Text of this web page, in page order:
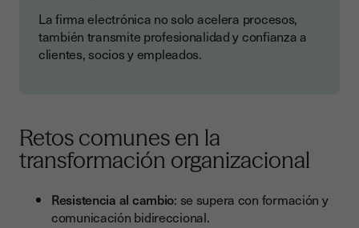
La firma electrónica no solo acelera procesos,
también transmite profesionalidad y confianza a
clientes, socios y empleados.
Retos comunes en la
transformación organizacional
Resistencia al cambio: se supera con formación y
comunicación bidireccional.